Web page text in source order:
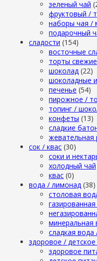
зеленый чай
фруктовый /
наборы чая /
подарочный
сладости (154)
восточные
торты свежие
шоколад (22)
шоколадные
печенье (54)
пирожное /
топинг /
конфеты (13)
сладкие
жевательная
сок / квас (30)
соки и
холодный чай
квас (0)
вода / лимонад (38)
столовая
минеральная
сладкая
здоровое / детское
здоровое